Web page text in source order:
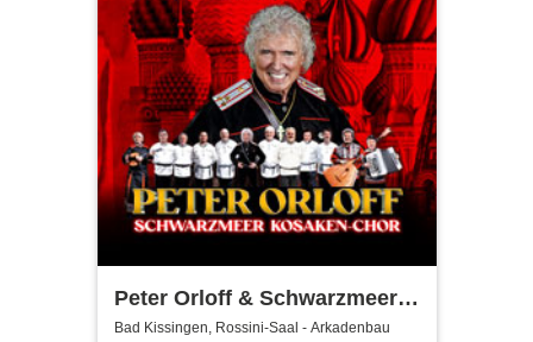
Peter Orloff & Schwarzmeer
Kosaken Chor - Die
Bad Kissingen, Rossini-Saal - Arkadenbau